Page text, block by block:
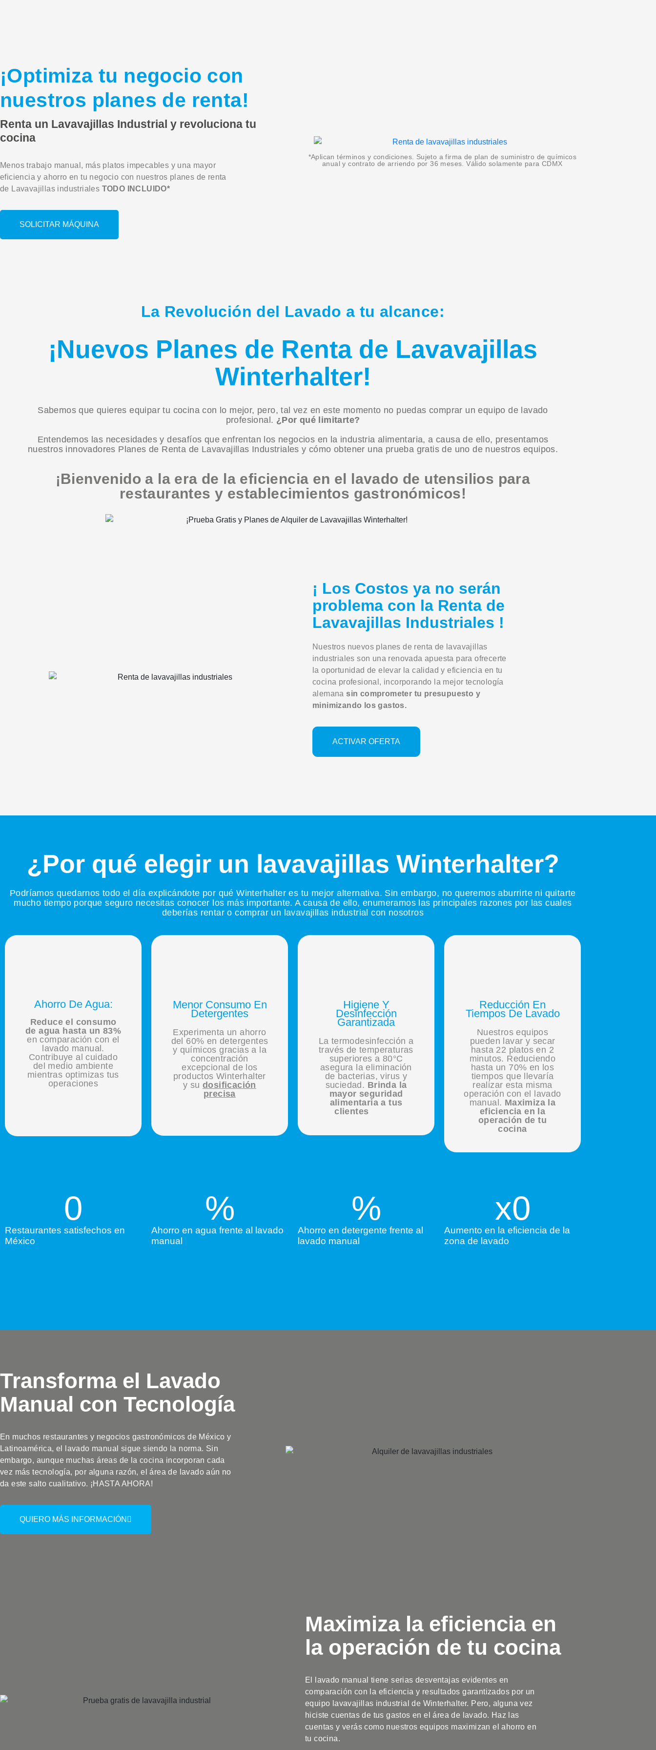
¡Optimiza tu negocio con
nuestros planes de renta!
Renta un Lavavajillas Industrial y revoluciona tu
cocina
Menos trabajo manual, más platos impecables y una mayor
eficiencia y ahorro en tu negocio con nuestros planes de renta
de Lavavajillas industriales TODO INCLUIDO*
SOLICITAR MÁQUINA
*Aplican términos y condiciones. Sujeto a firma de plan de suministro de químicos
anual y contrato de arriendo por 36 meses. Válido solamente para CDMX
La Revolución del Lavado a tu alcance:
¡Nuevos Planes de Renta de Lavavajillas
Winterhalter!
Sabemos que quieres equipar tu cocina con lo mejor, pero, tal vez en este momento no puedas comprar un equipo de lavado
profesional. ¿Por qué limitarte?
Entendemos las necesidades y desafíos que enfrentan los negocios en la industria alimentaria, a causa de ello, presentamos
nuestros innovadores Planes de Renta de Lavavajillas Industriales y cómo obtener una prueba gratis de uno de nuestros equipos.
¡Bienvenido a la era de la eficiencia en el lavado de utensilios para
restaurantes y establecimientos gastronómicos!
¡ Los Costos ya no serán
problema con la Renta de
Lavavajillas Industriales !
Nuestros nuevos planes de renta de lavavajillas
industriales son una renovada apuesta para ofrecerte
la oportunidad de elevar la calidad y eficiencia en tu
cocina profesional, incorporando la mejor tecnología
alemanasin comprometer tu presupuesto y
minimizando los gastos.
ACTIVAR OFERTA
¿Por qué elegir un lavavajillas Winterhalter?
Podríamos quedarnos todo el día explicándote por qué Winterhalter es tu mejor alternativa. Sin embargo, no queremos aburrirte ni quitarte
mucho tiempo porque seguro necesitas conocer los más importante. A causa de ello, enumeramos las principales razones por las cuales
deberías rentar o comprar un lavavajillas industrial con nosotros
Ahorro De Agua:
Reduce el consumo
de agua hasta un 83%
en comparación con el
lavado manual.
Contribuye al cuidado
del medio ambiente
mientras optimizas tus
operaciones
Menor Consumo En
Detergentes
Experimenta un ahorro
del 60% en detergentes
y químicos gracias a la
concentración
excepcional de los
productos Winterhalter
y sudosificación
precisa
Higiene Y
Desinfección
Garantizada
La termodesinfección a
través de temperaturas
superiores a 80°C
asegura la eliminación
de bacterias, virus y
suciedad. Brinda la
mayor seguridad
alimentaria a tus
clientes
Reducción En
Tiempos De Lavado
Nuestros equipos
pueden lavar y secar
hasta 22 platos en 2
minutos. Reduciendo
hasta un 70% en los
tiempos que llevaría
realizar esta misma
operación con el lavado
manual. Maximiza la
eficiencia en la
operación de tu
cocina
Restaurantes satisfechos en
México
0
Ahorro en agua frente al lavado
manual
%
Ahorro en detergente frente al
lavado manual
%
Aumento en la eficiencia de la
zona de lavado
x0
Transforma el Lavado
Manual con Tecnología
En muchos restaurantes y negocios gastronómicos de México y
Latinoamérica, el lavado manual sigue siendo la norma. Sin
embargo, aunque muchas áreas de la cocina incorporan cada
vez más tecnología, por alguna razón, el área de lavado aún no
da este salto cualitativo. ¡HASTA AHORA!
QUIERO MÁS INFORMACIÓN
Maximiza la eficiencia en
la operación de tu cocina
El lavado manual tiene serias desventajas evidentes en
comparación con la eficiencia y resultados garantizados por un
equipo lavavajillas industrial de Winterhalter. Pero, alguna vez
hiciste cuentas de tus gastos en el área de lavado. Haz las
cuentas y verás como nuestros equipos maximizan el ahorro en
tu cocina.